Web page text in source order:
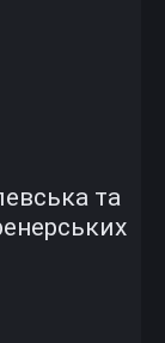
та